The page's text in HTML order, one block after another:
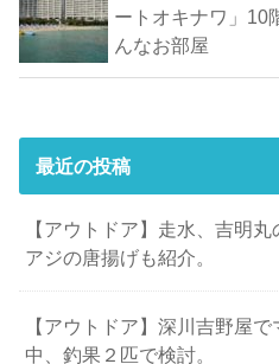
ートオキナワ」
んなお部屋
最近の投稿
【アウトドア】走水、吉明
アジの唐揚げも紹介。
【アウトドア】深川吉野屋
中、釣果２匹で検討。